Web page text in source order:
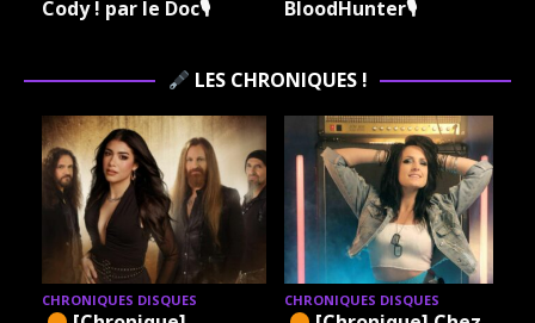
Cody ! par le Doc🎙
BloodHunter🎙
LES CHRONIQUES !
CHRONIQUES DISQUES CHRONIQUES DISQUES